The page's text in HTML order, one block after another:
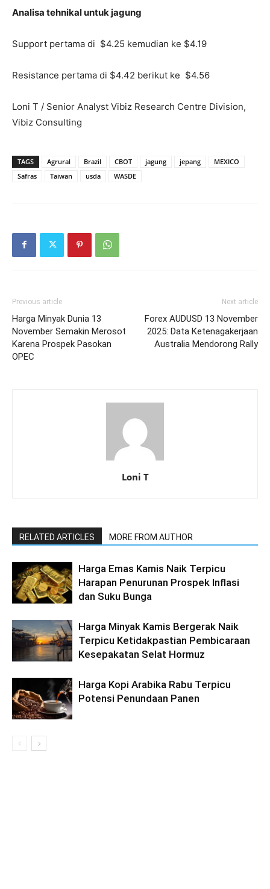
Analisa tehnikal untuk jagung
Support pertama di $4.25 kemudian ke $4.19
Resistance pertama di $4.42 berikut ke $4.56
Loni T / Senior Analyst Vibiz Research Centre Division,
Vibiz Consulting
TAGS Agrural Brazil CBOT jagung jepang
MEXICO
Safras
Taiwan usda WASDE
Previous article
Harga Minyak Dunia 13
November Semakin Merosot
Karena Prospek Pasokan
OPEC
Next article
Forex AUDUSD 13 November
2025: Data Ketenagakerjaan
Australia Mendorong Rally
Loni T
RELATED ARTICLES MORE FROM AUTHOR
Harga Emas Kamis Naik Terpicu
Harapan Penurunan Prospek Inflasi
dan Suku Bunga
Harga Minyak Kamis Bergerak Naik
Terpicu Ketidakpastian Pembicaraan
Kesepakatan Selat Hormuz
Harga Kopi Arabika Rabu Terpicu
Potensi Penundaan Panen